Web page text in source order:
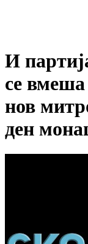
И
се
нов
ден